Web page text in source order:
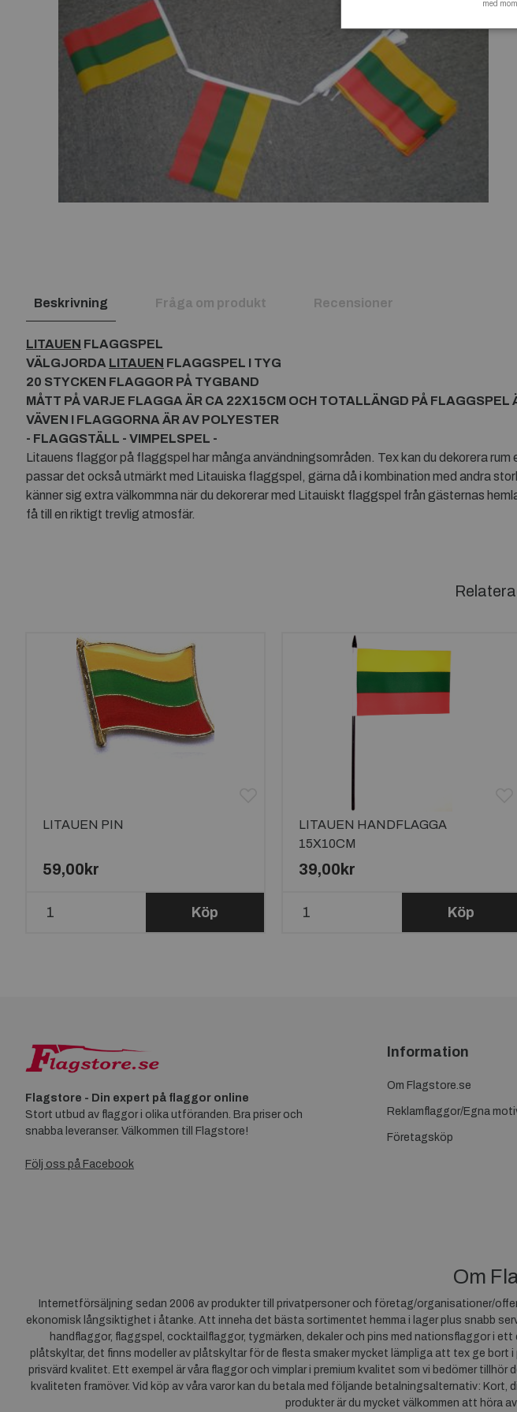
Beskrivning Fråga om produkt Recensioner
LITAUEN FLAGGSPEL
VÄLGJORDA LITAUEN FLAGGSPEL I TYG
20 STYCKEN FLAGGOR PÅ TYGBAND
MÅTT PÅ VARJE FLAGGA ÄR CA 22X15CM OCH TOTALLÄNGD PÅ FLAGGSPEL
VÄVEN I FLAGGORNA ÄR AV POLYESTER
- FLAGGSTÄLL - VIMPELSPEL -
Litauens flaggor på flaggspel har många användningsområden. Tex kan du dekorera
passar det också utmärkt med Litauiska flaggspel, gärna då i kombination med andra
känner sig extra välkommna när du dekorerar med Litauiskt flaggspel från gästernas
få till en riktigt trevlig atmosfär.
LITAUEN PIN
59,00kr
Köp
LITAUEN HANDFLAGGA
15X10CM
39,00kr
Köp
Flagstore - Din expert på flaggor online
Stort utbud av flaggor i olika utföranden. Bra priser och
snabba leveranser. Välkommen till Flagstore!
Följ oss på Facebook
Information
Om Flagstore.se
Reklamflaggor/Egna
Företagsköp
Om
Internetförsäljning sedan 2006 av produkter till privatpersoner och företag/organisationer/
ekonomisk långsiktighet i åtanke. Att inneha det bästa sortimentet hemma i lager plus snabb
handflaggor, flaggspel, cocktailflaggor, tygmärken, dekaler och pins med nationsflaggor i
plåtskyltar, det finns modeller av plåtskyltar för de flesta smaker mycket lämpliga att tex ge bort
prisvärd kvalitet. Ett exempel är våra flaggor och vimplar i premium kvalitet som vi bedömer
kvaliteten framöver. Vid köp av våra varor kan du betala med följande betalningsalternativ:
produkter är du mycket välkommen att höra
med